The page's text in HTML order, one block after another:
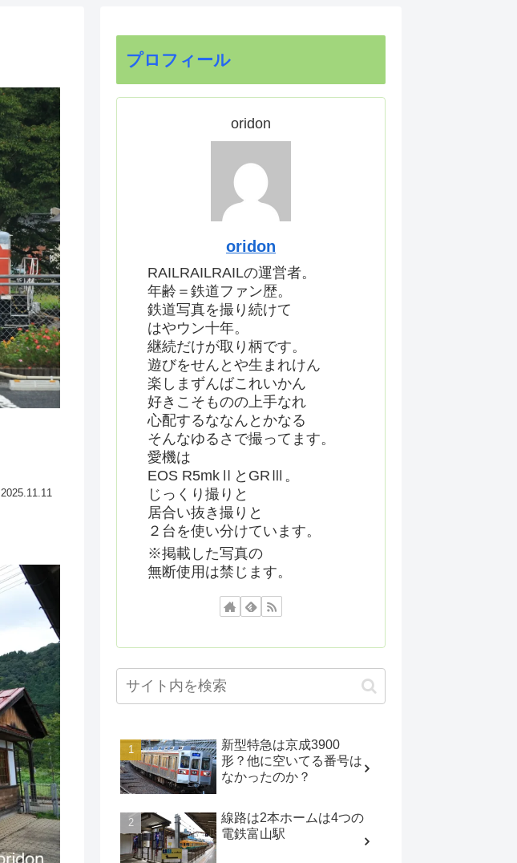
2025.11.11
プロフィール
oridon
oridon
RAILRAILRAILの運営者。
年齢＝鉄道ファン歴。
鉄道写真を撮り続けて
はやウン十年。
継続だけが取り柄です。
遊びをせんとや生まれけん
楽しまずんばこれいかん
好きこそものの上手なれ
心配するななんとかなる
そんなゆるさで撮ってます。
愛機は
EOS R5mkⅡとGRⅢ。
じっくり撮りと
居合い抜き撮りと
２台を使い分けています。
※掲載した写真の
無断使用は禁じます。
新型特急は京成3900
形？他に空いてる番号は
なかったのか？
線路は2本ホームは4つの
電鉄富山駅